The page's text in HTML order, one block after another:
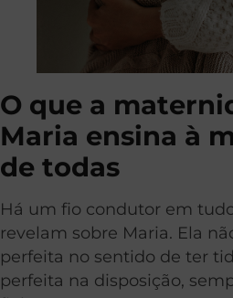
O que a
Maria ensina à
de todas
Há um fio condutor em
revelam sobre Maria. Ela
perfeita no sentido de ter
perfeita na disposição,